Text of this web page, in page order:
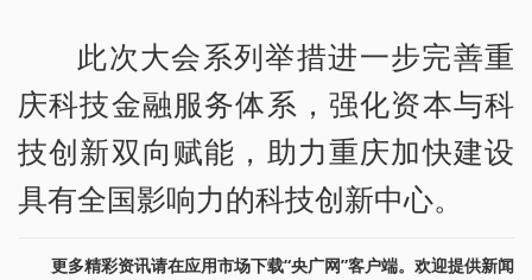
此次大会系列举措进一步完善重
庆科技金融服务体系，强化资本与科
技创新双向赋能，助力重庆加快建设
具有全国影响力的科技创新中心。
更多精彩资讯请在应用市场下载“央广网”客户端。欢迎提供新闻